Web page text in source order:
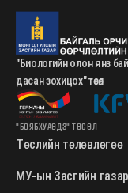
"Биологийн олон янз
дасан зохицох" төсөл
"БОЯБХУАӨДЗ" ТӨСӨЛ
Төслийн төлөвлөгөө
МУ-ын Засгийн газар